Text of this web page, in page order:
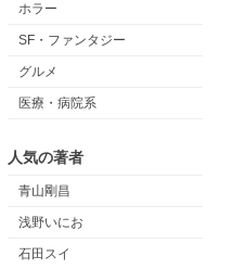
ホラー
SF・ファンタジー
グルメ
医療・病院系
人気の著者
青山剛昌
浅野いにお
石田スイ